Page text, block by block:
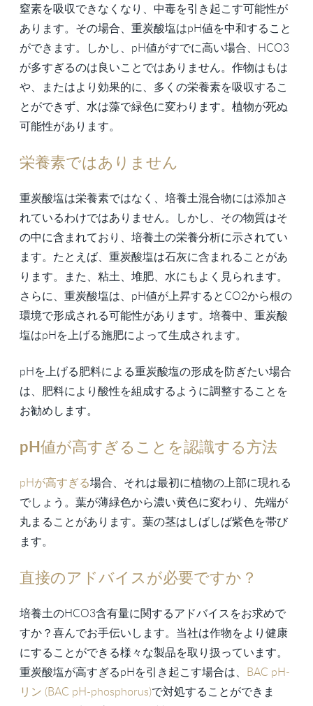
窒素を吸収できなくなり、中毒を引き起こす可能性が
あります。その場合、重炭酸塩はpH値を中和すること
ができます。しかし、pH値がすでに高い場合、HCO3
が多すぎるのは良いことではありません。作物はもは
や、またはより効果的に、多くの栄養素を吸収するこ
とができず、水は藻で緑色に変わります。植物が死ぬ
可能性があります。
栄養素ではありません
重炭酸塩は栄養素ではなく、培養土混合物には添加さ
れているわけではありません。しかし、その物質はそ
の中に含まれており、培養土の栄養分析に示されてい
ます。たとえば、重炭酸塩は石灰に含まれることがあ
ります。また、粘土、堆肥、水にもよく見られます。
さらに、重炭酸塩は、pH値が上昇するとCO2から根の
環境で形成される可能性があります。培養中、重炭酸
塩はpHを上げる施肥によって生成されます。
pHを上げる肥料による重炭酸塩の形成を防ぎたい場合
は、肥料により酸性を組成するように調整することを
お勧めします。
pH値が高すぎることを認識する方法
pHが高すぎる場合、それは最初に植物の上部に現れる
でしょう。葉が薄緑色から濃い黄色に変わり、先端が
丸まることがあります。葉の茎はしばしば紫色を帯び
ます。
直接のアドバイスが必要ですか？
培養土のHCO3含有量に関するアドバイスをお求めで
すか？喜んでお手伝いします。当社は作物をより健康
にすることができる様々な製品を取り扱っています。
重炭酸塩が高すぎるpHを引き起こす場合は、 BAC pH-
リン (BAC pH-phosphorus)で対処することができま